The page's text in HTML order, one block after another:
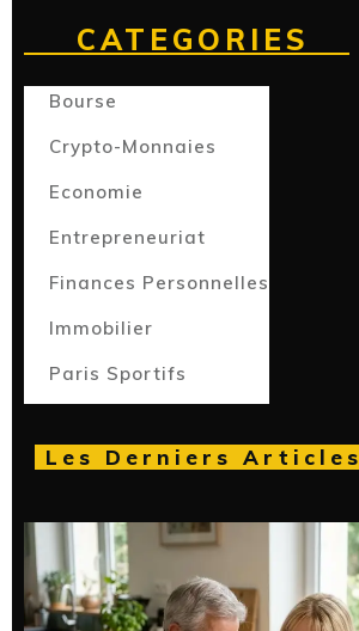
CATEGORIES
Bourse
Crypto-Monnaies
Economie
Entrepreneuriat
Finances Personnelles
Immobilier
Paris Sportifs
Les Derniers Articles